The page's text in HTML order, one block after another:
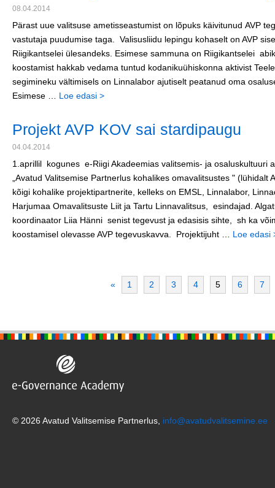
08.04.2014
Pärast uue valitsuse ametisseastumist on lõpuks käivitunud AVP
vastutaja puudumise taga. Valisusliidu lepingu kohaselt on AVP
Riigikantselei ülesandeks. Esimese sammuna on Riigikantselei
koostamist hakkab vedama tuntud kodanikuühiskonna aktivist
segimineku vältimisels on Linnalabor ajutiselt peatanud oma
Esimese … Loe edasi >
Projekt AVP KOV sai stardipaugu
04.04.2014
1.aprillil kogunes e-Riigi Akadeemias valitsemis- ja osaluskultuuri
„Avatud Valitsemise Partnerlus kohalikes omavalitsustes " (lühidalt
kõigi kohalike projektipartnerite, kelleks on EMSL, Linnalabor,
Harjumaa Omavalitsuste Liit ja Tartu Linnavalitsus, esindajad.
koordinaator Liia Hänni senist tegevust ja edasisis sihte, sh ka
koostamisel olevasse AVP tegevuskavva. Projektijuht … Loe edasi
« 1 2 3 4 5 6 7
© 2026 Avatud Valitsemise Partnerlus, info@avatudvalitsemine.ee